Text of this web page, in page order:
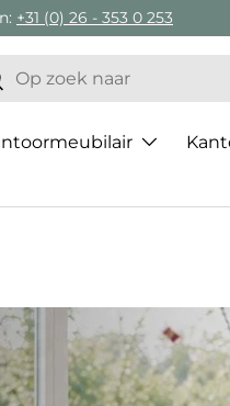
+31 (0) 26 - 353 0 253